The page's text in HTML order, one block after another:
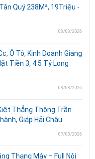
Quý 238M², 19Triệu -
08/08/2026
Ô Tô, Kinh Doanh Giang
Tiền 3, 4.5 Tỷ Long
08/08/2026
Thẳng Thông Trần
Giáp Hải Châu
07/08/2026
Thang Máy – Full Nội